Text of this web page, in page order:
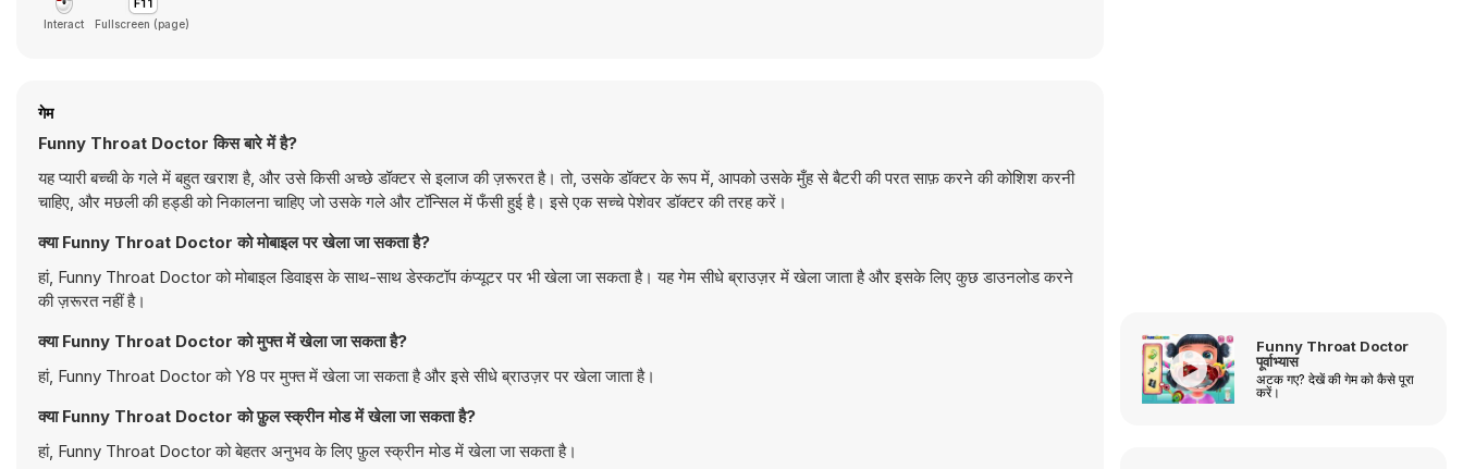
Interact Fullscreen (page)
गेम
Funny Throat Doctor किस बारे में है?
यह प्यारी बच्ची के गले में बहुत खराश है, और उसे किसी अच्छे डॉक्टर से इलाज की ज़रूरत है। तो, उसके डॉक्टर के रूप में, आपको उसके मुँह से बैटरी की परत साफ़ करने की कोशिश करनी
चाहिए, और मछली की हड्डी को निकालना चाहिए जो उसके गले और टॉन्सिल में फँसी हुई है। इसे एक सच्चे पेशेवर डॉक्टर की तरह करें।
क्या Funny Throat Doctor को मोबाइल पर खेला जा सकता है?
हां, Funny Throat Doctor को मोबाइल डिवाइस के साथ-साथ डेस्कटॉप कंप्यूटर पर भी खेला जा सकता है। यह गेम सीधे ब्राउज़र में खेला जाता है और इसके लिए कुछ डाउनलोड करने
की ज़रूरत नहीं है।
क्या Funny Throat Doctor को मुफ्त में खेला जा सकता है?
हां, Funny Throat Doctor को Y8 पर मुफ्त में खेला जा सकता है और इसे सीधे ब्राउज़र पर खेला जाता है।
क्या Funny Throat Doctor को फ़ुल स्क्रीन मोड में खेला जा सकता है?
हां, Funny Throat Doctor को बेहतर अनुभव के लिए फ़ुल स्क्रीन मोड में खेला जा सकता है।
Funny Throat Doctor
पूर्वाभ्यास
अटक गए? देखें की गेम को कैसे पूरा
करें।